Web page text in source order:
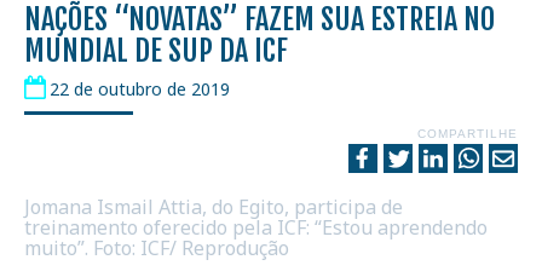
NAÇÕES “NOVATAS” FAZEM SUA ESTREIA NO
MUNDIAL DE SUP DA ICF
22 de outubro de 2019
COMPARTILHE
Jomana Ismail Attia, do Egito, participa de
treinamento oferecido pela ICF: “Estou aprendendo
muito”. Foto: ICF/ Reprodução